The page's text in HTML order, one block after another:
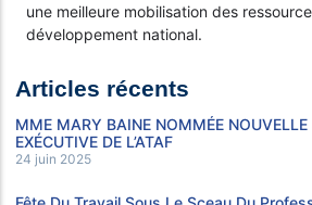
Articles récents
MME MARY BAINE NOMMÉE NOUVELLE
EXÉCUTIVE DE L’ATAF
24 juin 2025
une meilleure mobilisation des
développement national.